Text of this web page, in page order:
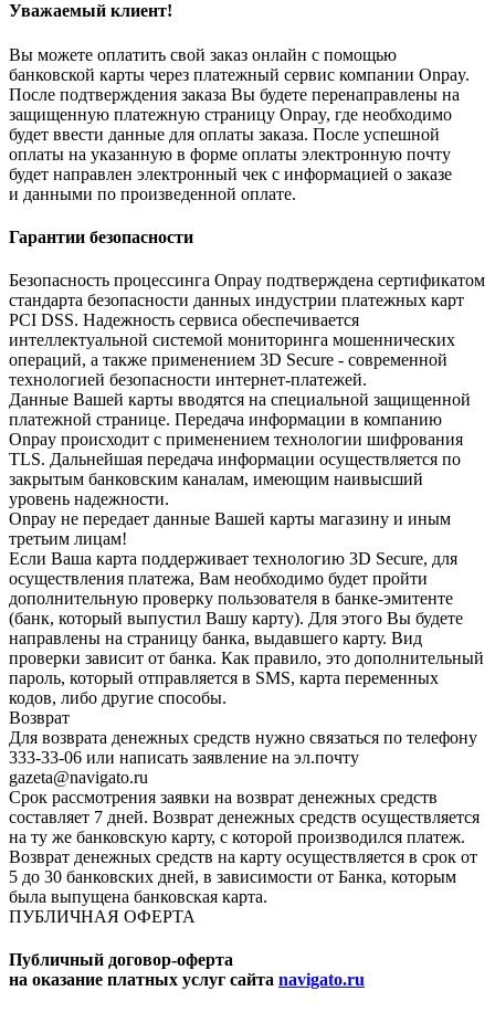
Уважаемый клиент!
Вы можете оплатить свой заказ онлайн с помощью
банковской карты через платежный сервис компании Onpay.
После подтверждения заказа Вы будете перенаправлены на
защищенную платежную страницу Onpay, где необходимо
будет ввести данные для оплаты заказа. После успешной
оплаты на указанную в форме оплаты электронную почту
будет направлен электронный чек с информацией о заказе
и данными по произведенной оплате.
Гарантии безопасности
Безопасность процессинга Onpay подтверждена сертификатом
стандарта безопасности данных индустрии платежных карт
PCI DSS. Надежность сервиса обеспечивается
интеллектуальной системой мониторинга мошеннических
операций, а также применением 3D Secure - современной
технологией безопасности интернет-платежей.
Данные Вашей карты вводятся на специальной защищенной
платежной странице. Передача информации в компанию
Onpay происходит с применением технологии шифрования
TLS. Дальнейшая передача информации осуществляется по
закрытым банковским каналам, имеющим наивысший
уровень надежности.
Onpay не передает данные Вашей карты магазину и иным
третьим лицам!
Если Ваша карта поддерживает технологию 3D Secure, для
осуществления платежа, Вам необходимо будет пройти
дополнительную проверку пользователя в банке-эмитенте
(банк, который выпустил Вашу карту). Для этого Вы будете
направлены на страницу банка, выдавшего карту. Вид
проверки зависит от банка. Как правило, это дополнительный
пароль, который отправляется в SMS, карта переменных
кодов, либо другие способы.
Возврат
Для возврата денежных средств нужно связаться по телефону
333-33-06 или написать заявление на эл.почту
gazeta@navigato.ru
Срок рассмотрения заявки на возврат денежных средств
составляет 7 дней. Возврат денежных средств осуществляется
на ту же банковскую карту, с которой производился платеж.
Возврат денежных средств на карту осуществляется в срок от
5 до 30 банковских дней, в зависимости от Банка, которым
была выпущена банковская карта.
ПУБЛИЧНАЯ ОФЕРТА
Публичный договор-оферта
на оказание платных услуг сайта navigato.ru